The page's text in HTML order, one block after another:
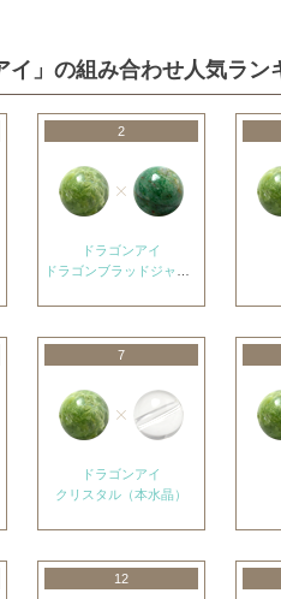
イ」の組み合わせ人気ラン
2
ドラゴンアイ
ドラゴンブラッドジャスパー
7
ドラゴンアイ
クリスタル（本水晶）
12